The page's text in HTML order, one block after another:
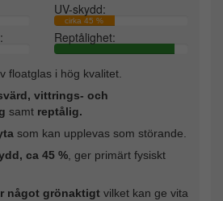
UV-skydd:
cirka 45 %
Reptålighet:
floatglas i hög kvalitet.
vittrings- och
samt reptålig.
som kan upplevas som störande.
ca 45 %, ger primärt fysiskt
något grönaktigt vilket kan ge vita